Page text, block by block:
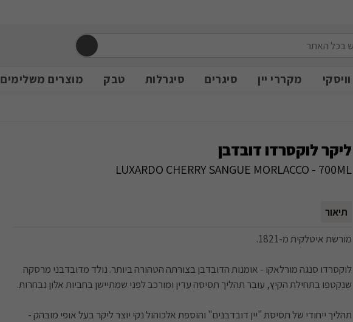
וויסקי מקררי יין סיגרים סיגרלות טבק מוצרים משלימים
ליקר לוקסרדו דובדבן
LUXARDO CHERRY SANGUE MORLACCO - 700ML
תיאור
מורשת איטלקית מ-1821.
לוקסרדו סנגה מורלאקו - אומנות הדובדבן בצורתה הטהורה ביותר. נולד מדובדבני מרסקה
שנקטפו בתחילת הקיץ, עובר תהליך תסיסה עדין ומורכב לפני שמתיישן בחביות אלון נבחרות.
תהליך ייחודי של תסיסת "יין דובדבנים" והוספת אלכוהול נקי יוצר ליקר בעל אופי מובהק -